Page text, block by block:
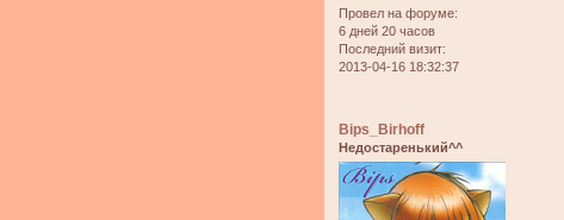
Провел на форуме:
6 дней 20 часов
Последний визит:
2013-04-16 18:32:37
Bips_Birhoff
Недостаренький^^